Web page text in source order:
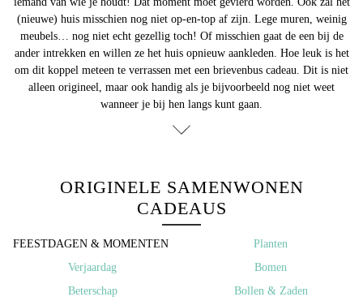
(nieuwe) huis misschien nog niet op-en-top af zijn. Lege muren, weinig
meubels… nog niet echt gezellig toch! Of misschien gaat de een bij de
ander intrekken en willen ze het huis opnieuw aankleden. Hoe leuk is het
om dit koppel meteen te verrassen met een brievenbus cadeau. Dit is niet
alleen origineel, maar ook handig als je bijvoorbeeld nog niet weet
wanneer je bij hen langs kunt gaan.
ORIGINELE SAMENWONEN
CADEAUS
FEESTDAGEN & MOMENTEN ​
Verjaardag
Beterschap
Planten
Bomen
Bollen & Zaden